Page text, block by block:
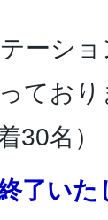
ーシ
てお
30名）
了い